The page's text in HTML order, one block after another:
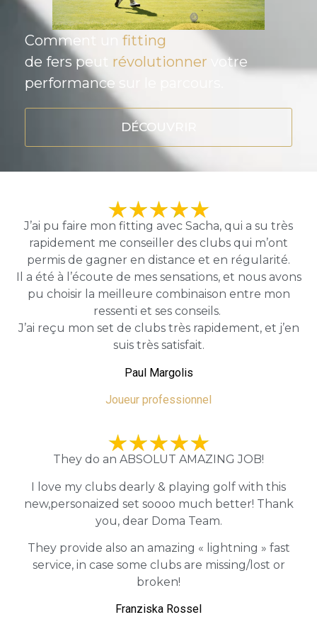
Comment un fitting
de fers peut révolutionner
votre
performance sur le parcours.
DÉCOUVRIR
J’ai pu faire mon fitting avec Sacha, qui a su très
rapidement me conseiller des clubs qui m’ont
permis de gagner en distance et en régularité.
Il a été à l’écoute de mes sensations, et nous avons
pu choisir la meilleure combinaison entre mon
ressenti et ses conseils.
J’ai reçu mon set de clubs très rapidement, et j’en
suis très satisfait.
Paul Margolis
Joueur professionnel
They do an ABSOLUT AMAZING JOB!
I love my clubs dearly & playing golf with this
new,personaized set soooo much better! Thank
you, dear Doma Team.
They provide also an amazing « lightning » fast
service, in case some clubs are missing/lost or
broken!
Franziska Rossel